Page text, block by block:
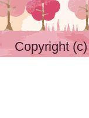
Copyright